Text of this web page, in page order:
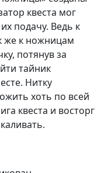
квеста мог
подачу. Ведь к
же к ножницам
потянув за
тайник
Нитку
хоть по всей
квеста и восторг